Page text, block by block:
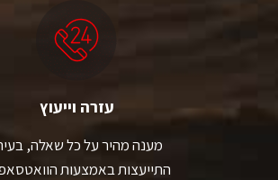
עזרה וייעוץ
מענה מהיר על כל שאלה,
התייעצות באמצעות